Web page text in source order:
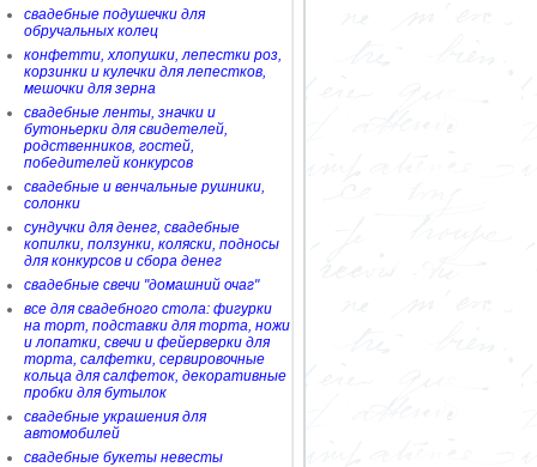
свадебные подушечки для
обручальных колец
конфетти, хлопушки, лепестки роз,
корзинки и кулечки для лепестков,
мешочки для зерна
свадебные ленты, значки и
бутоньерки для свидетелей,
родственников, гостей,
победителей конкурсов
свадебные и венчальные рушники,
солонки
сундучки для денег, свадебные
копилки, ползунки, коляски, подносы
для конкурсов и сбора денег
свадебные свечи "домашний очаг"
все для свадебного стола: фигурки
на торт, подставки для торта, ножи
и лопатки, свечи и фейерверки для
торта, салфетки, сервировочные
кольца для салфеток, декоративные
пробки для бутылок
свадебные украшения для
автомобилей
свадебные букеты невесты